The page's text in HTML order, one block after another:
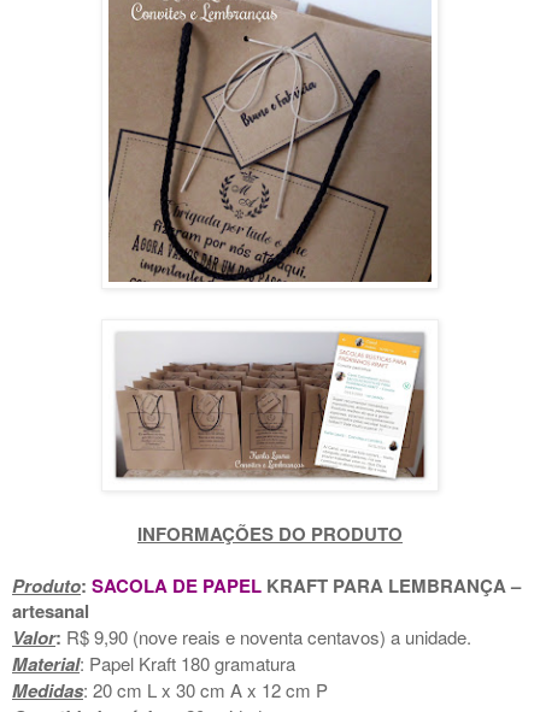
INFORMAÇÕES DO PRODUTO
Produto: SACOLA DE PAPEL KRAFT PARA LEMBRANÇA –
artesanal
Valor: R$ 9,90 (nove reais e noventa centavos) a unidade.
Material: Papel Kraft 180 gramatura
Medidas: 20 cm L x 30 cm A x 12 cm P